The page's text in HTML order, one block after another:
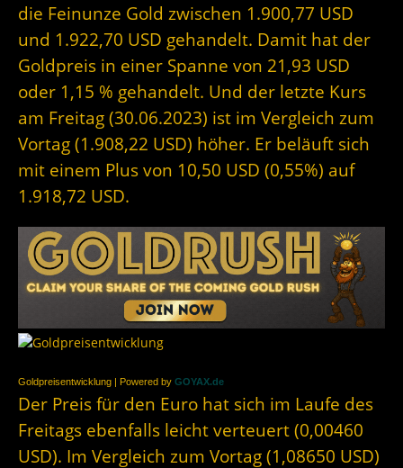
die Feinunze Gold zwischen 1.900,77 USD
und 1.922,70 USD gehandelt. Damit hat der
Goldpreis in einer Spanne von 21,93 USD
oder 1,15 % gehandelt. Und der letzte Kurs
am Freitag (30.06.2023) ist im Vergleich zum
Vortag (1.908,22 USD) höher. Er beläuft sich
mit einem Plus von 10,50 USD (0,55%) auf
1.918,72 USD.
Goldpreisentwicklung | Powered by GOYAX.de
Der Preis für den Euro hat sich im Laufe des
Freitags ebenfalls leicht verteuert (0,00460
USD). Im Vergleich zum Vortag (1,08650 USD)